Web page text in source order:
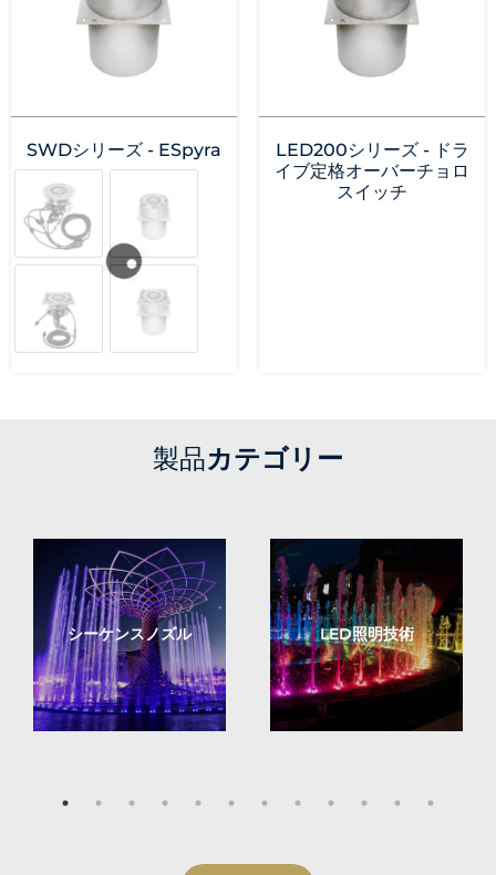
SWDシリーズ - ESpyra
LED200シリーズ - ドラ
イブ定格オーバーチョロ
スイッチ
製品カテゴリー
シーケンスノズル LED照明技術